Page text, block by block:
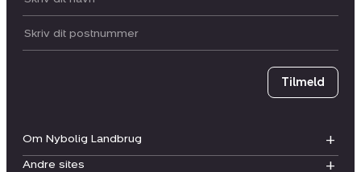
Om Nybolig Landbrug
Andre sites
Postnummer
Tilmeld